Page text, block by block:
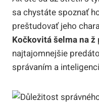
sa chystáte spoznať
preštudovať jeho
Kočkovitá šelma na ž
najtajomnejšie
správaním a